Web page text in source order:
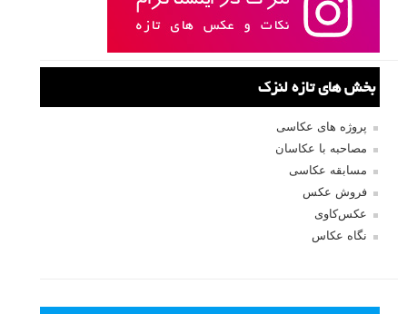
بخش های تازه لنزک
پروژه های عکاسی
مصاحبه با عکاسان
مسابقه عکاسی
فروش عکس
عکس‌کاوی
نگاه عکاس